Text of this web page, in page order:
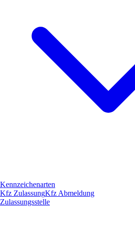
Kennzeichenarten
Kfz ZulassungKfz Abmeldung
Zulassungsstelle